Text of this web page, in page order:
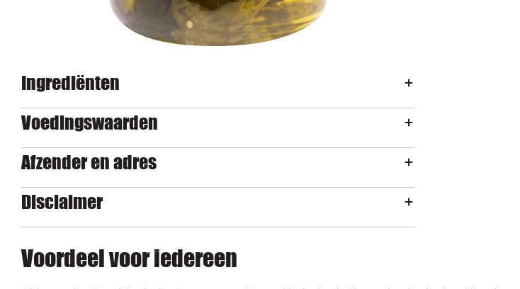
Ingrediënten
Voedingswaarden
Afzender en adres
Disclaimer
Voordeel voor iedereen